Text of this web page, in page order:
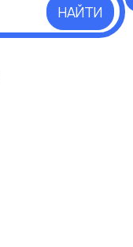
НАЙТИ